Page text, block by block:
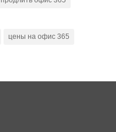
цены на офис 365